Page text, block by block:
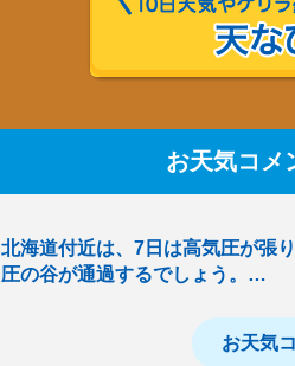
お天気コメ
北海道付近は、7日は高気圧が張
圧の谷が通過するでしょう。…
お天気